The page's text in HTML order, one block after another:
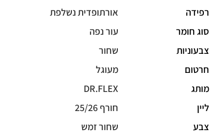
רפידה
אורתופדית נשלפת
סוג חומר
עור נפה
צבעוניות
שחור
חרטום
מעוגל
מותג
DR.FLEX
ליין
חורף 25/26
צבע
שחור זמש